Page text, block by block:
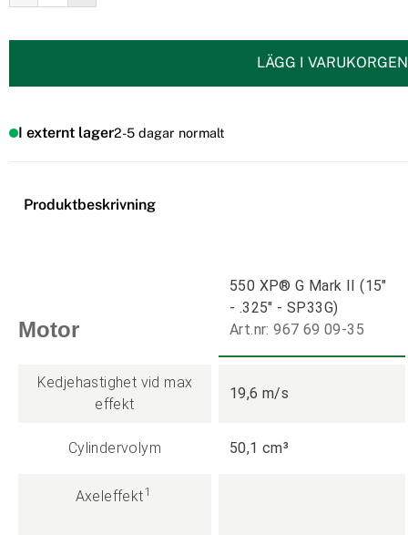
LÄGG I VARUKORGEN
I externt lager2-5 dagar normalt
Produktbeskrivning
Motor
550 XP® G Mark II (15"
- .325" - SP33G)
Art.nr: 967 69 09-35
Kedjehastighet vid max
effekt
19,6 m/s
Cylindervolym 50,1 cm³
Axeleffekt1